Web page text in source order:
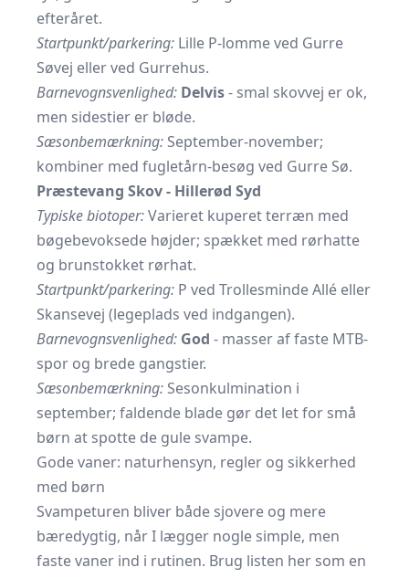
efteråret.
Startpunkt/parkering: Lille P-lomme ved Gurre
Søvej eller ved Gurrehus.
Barnevognsvenlighed: Delvis- smal skovvej er ok,
men side­stier er bløde.
Sæsonbemærkning: September-november;
kombiner med fugletårn-besøg ved Gurre Sø.
Præstevang Skov - Hillerød Syd
Typiske biotoper:Varieret kuperet terræn med
bøgebevoksede højder; spækket med rørhatte
og brunstokket rørhat.
Startpunkt/parkering: P ved Trollesminde Allé eller
Skansevej (legeplads ved indgangen).
Barnevognsvenlighed: God - masser af faste MTB-
spor og brede gangstier.
Sæsonbemærkning: Sesonkulmination i
september; faldende blade gør det let for små
børn at spotte de gule svampe.
Gode vaner: naturhensyn, regler og sikkerhed
med børn
Svampeturen bliver både sjovere og mere
bæredygtig, når I lægger nogle simple, men
faste vaner ind i rutinen. Brug listen her som en